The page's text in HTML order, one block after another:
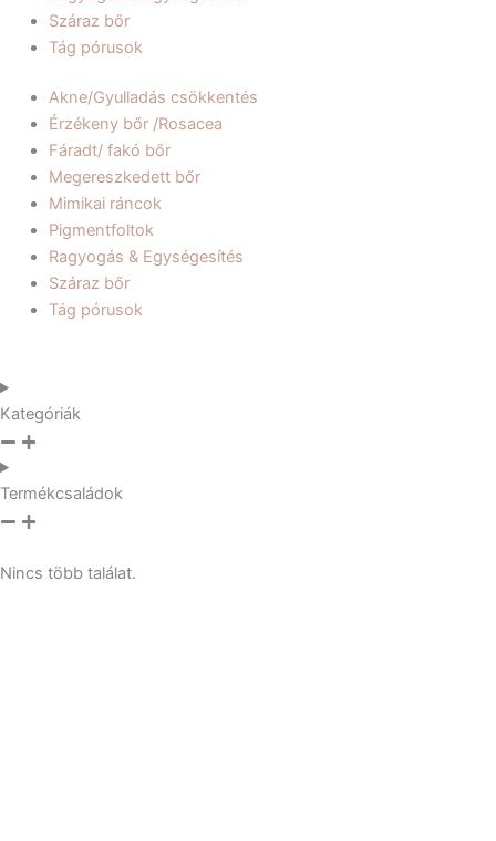
Száraz bőr
Tág pórusok
Akne/Gyulladás csökkentés
Érzékeny bőr /Rosacea
Fáradt/ fakó bőr
Megereszkedett bőr
Mimikai ráncok
Pigmentfoltok
Ragyogás & Egységesítés
Száraz bőr
Tág pórusok
Kategóriák
Termékcsaládok
Nincs több találat.